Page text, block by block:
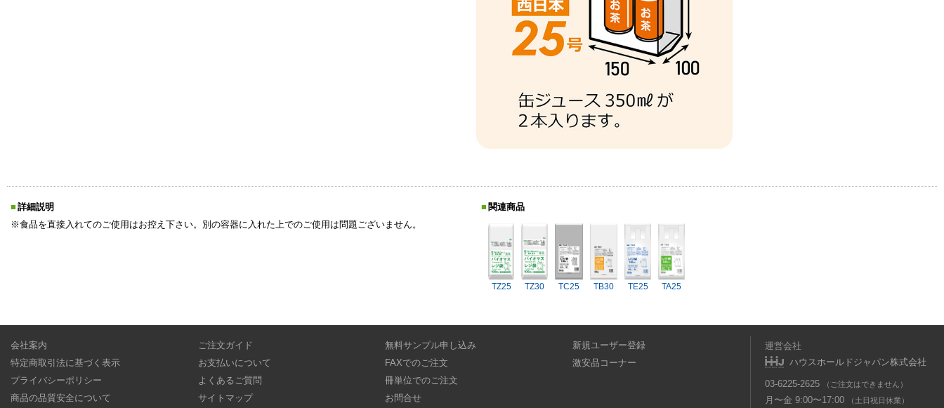
詳細説明
※食品を直接入れてのご使用はお控え下さい。別の容器に入れた上でのご使用は問題ございません。
関連商品
TZ25 TZ30 TC25 TB30 TE25 TA25
会社案内
特定商取引法に基づく表示
プライバシーポリシー
商品の品質安全について
ご注文ガイド
お支払いについて
よくあるご質問
サイトマップ
無料サンプル申し込み
FAXでのご注文
冊単位でのご注文
お問合せ
新規ユーザー登録
激安品コーナー
運営会社
ハウスホールドジャパン株式会社
03-6225-2625 （ご注文はできません）
月〜金 9:00〜17:00 （土日祝日休業）